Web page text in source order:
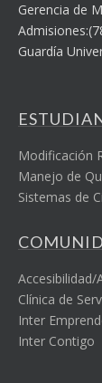
Gerencia de
Guardía
Modificación
Manejo de
Sistemas de
Accesibilidad/
Clínica de
Inter
Inter Contigo